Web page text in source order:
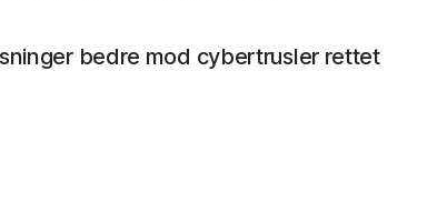
bedre mod cybertrusler rettet